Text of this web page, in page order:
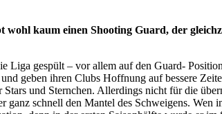
kaum einen Shooting Guard, der
Liga gespült – vor allem auf den Guard-
geben ihren Clubs Hoffnung auf bessere
und Sternchen. Allerdings nicht für die
schnell den Mantel des Schweigens.